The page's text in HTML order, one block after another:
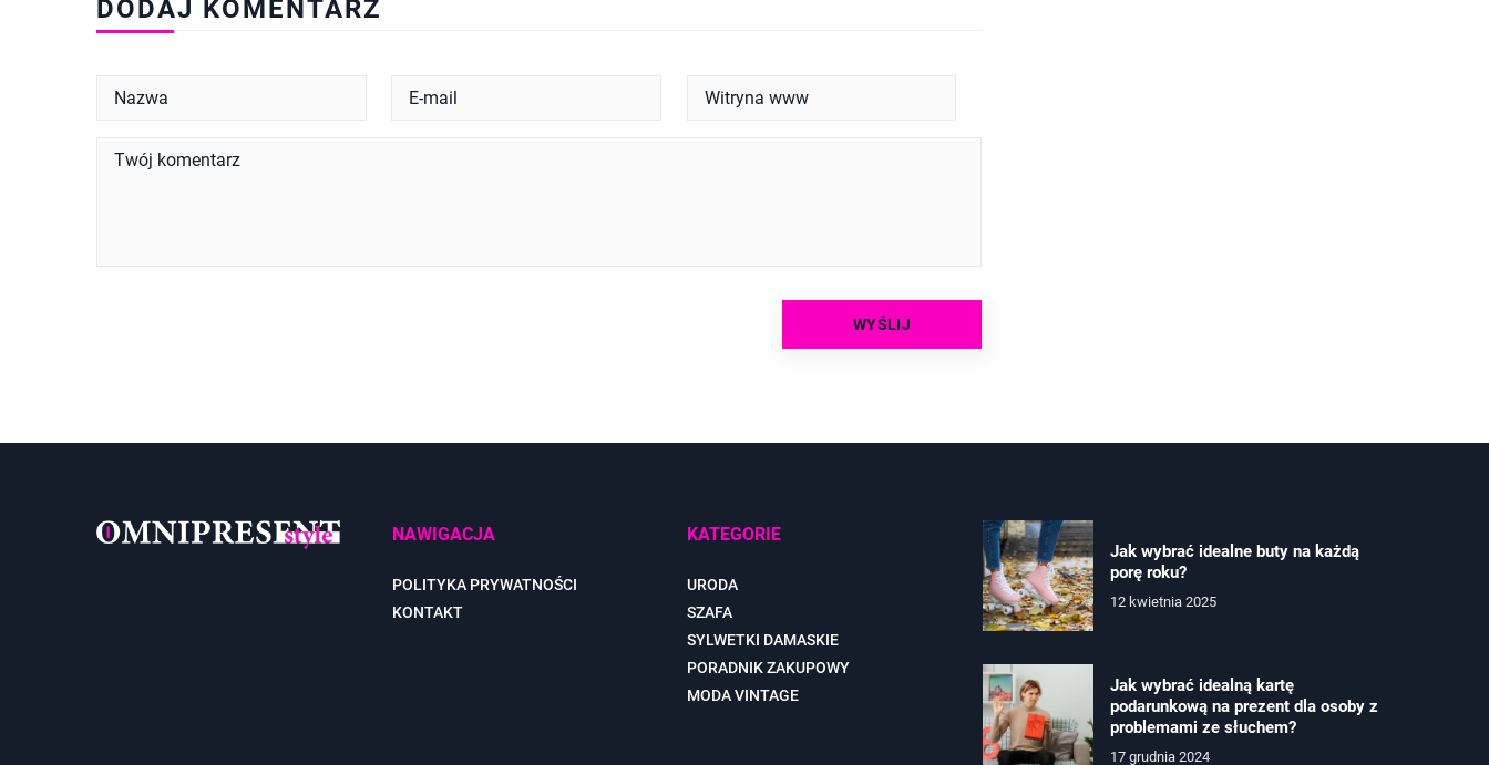
DODAJ KOMENTARZ
NAWIGACJA
POLITYKA PRYWATNOŚCI
KONTAKT
KATEGORIE
URODA
SZAFA
SYLWETKI DAMASKIE
PORADNIK ZAKUPOWY
MODA VINTAGE
Jak wybrać idealne buty na każdą
porę roku?
12 kwietnia 2025
Jak wybrać idealną kartę
podarunkową na prezent dla osoby z
problemami ze słuchem?
17 grudnia 2024